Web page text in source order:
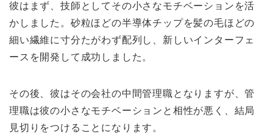
彼はまず、技師としてその小さなモチベーションを活
かしました。砂粒ほどの半導体チップを髪の毛ほどの
細い繊維に寸分たがわず配列し、新しいインターフェ
ースを開発して成功しました。
その後、彼はその会社の中間管理職となりますが、管
理職は彼の小さなモチベーションと相性が悪く、結局
見切りをつけることになります。